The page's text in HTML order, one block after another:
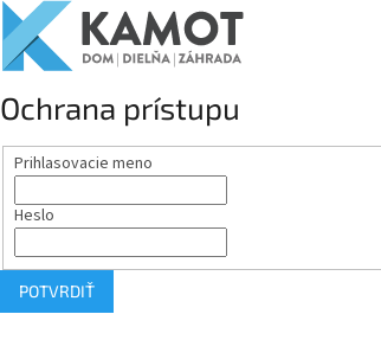
Ochrana prístupu
Prihlasovacie meno
Heslo
POTVRDIŤ